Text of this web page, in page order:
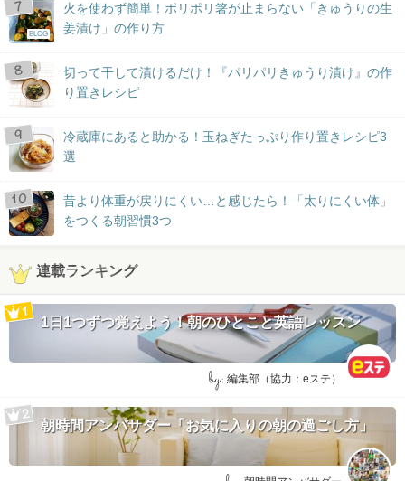
BLOG
火を使わず簡単！ポリポリ箸が止まらない「きゅうりの生
姜漬け」の作り方
切って干して漬けるだけ！『パリパリきゅうり漬け』の作
り置きレシピ
冷蔵庫にあると助かる！玉ねぎたっぷり作り置きレシピ3
選
昔より体重が戻りにくい…と感じたら！「太りにくい体」
をつくる朝習慣3つ
連載ランキング
1日1つずつ覚えよう！朝のひとこと英語レッスン
by: 編集部（協力：eステ）
朝時間アンバサダー「お気に入りの朝の過ごし方」